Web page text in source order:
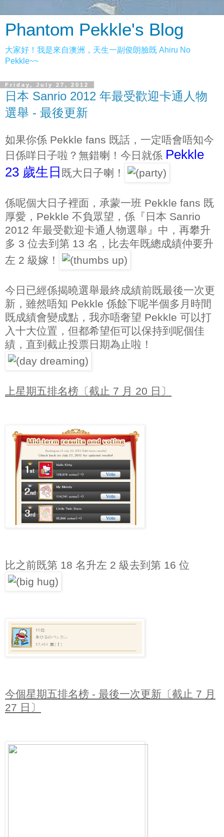
Phantom Pekkle's Blog
大家好！我是來自澳洲，天生一副俊朗臉既 Ahiru No
Pekkle~~
Friday, July 27, 2012
日本 Sanrio 2012 年最受歡迎卡通人物
選舉 - 最後更新
如果你係 Pekkle fans 既話，一定唔會唔知今
日係咩日子啦？無錯喇！今日就係 Pekkle
23 歲生日 既大日子喇！
係呢個大日子裡面，承蒙一班 Pekkle fans 既
厚愛，Pekkle 不負眾望，係『日本 Sanrio
2012 年最受歡迎卡通人物選舉』中，再攀升
多 3 位去到第 13 名，比去年既總成績仲要升
左 2 級嫁！
今日已經係揭曉選舉最終成績前既最後一次更
新，雖然唔知 Pekkle 係餘下呢半個多月時間
既成績會變成點，我亦唔奢望 Pekkle 可以打
入十大位置，但都希望佢可以保持到呢個佳
績，直到截止投票日期為止啦！
上星期五排名榜〔截止 7 月 20 日〕
比之前既第 18 名升左 2 級去到第 16 位
今個星期五排名榜 - 最後一次更新〔截止 7 月
27 日〕